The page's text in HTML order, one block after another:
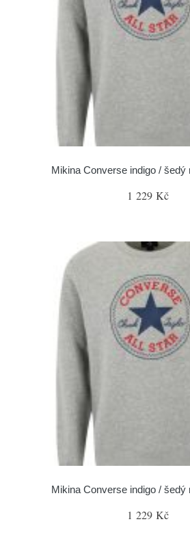
Mikina Converse indigo / šedý
1 229 Kč
Mikina Converse indigo / šedý
1 229 Kč